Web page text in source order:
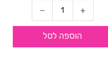
הוספה לסל